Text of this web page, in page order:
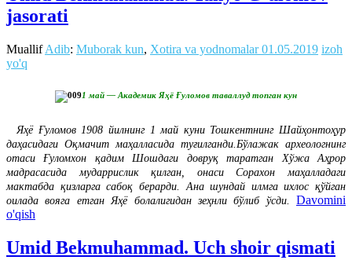
jasorati
MuallifAdib: Muborak kun, Xotira va yodnomalar 01.05.2019 izoh
yo'q
1 май — Академик Яҳё Ғуломов таваллуд топган кун
Яҳё Ғуломов 1908 йилнинг 1 май куни Тошкентнинг Шайҳонтоҳур
даҳасидаги Оқмачит маҳалласида туғилганди.Бўлажак археологнинг
отаси Ғуломхон қадим Шошдаги довруқ таратган Хўжа Аҳрор
мадрасасида мударрислик қилган, онаси Сорахон маҳалладаги
мактабда қизларга сабоқ берарди. Ана шундай илмга ихлос қўйган
оилада вояга етган Яҳё болалигидан зеҳнли бўлиб ўсди.
Davomini
o'qish
Umid Bekmuhammad. Uch shoir qismati